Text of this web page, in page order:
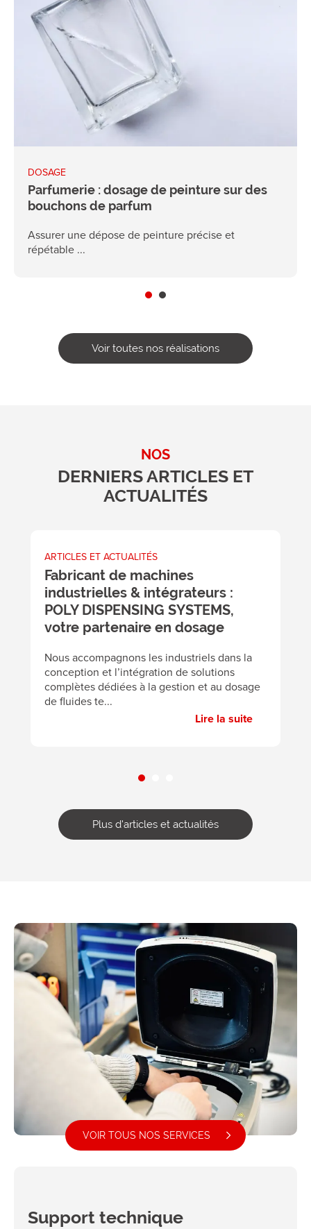
DOSAGE
Parfumerie : dosage de peinture sur des
bouchons de parfum
Assurer une dépose de peinture précise et
répétable ...
Voir toutes nos réalisations
NOS
DERNIERS ARTICLES ET
ACTUALITÉS
ARTICLES ET ACTUALITÉS
Fabricant de machines
industrielles & intégrateurs :
POLY DISPENSING SYSTEMS,
votre partenaire en dosage
Nous accompagnons les industriels dans la
conception et l’intégration de solutions
complètes dédiées à la gestion et au dosage
de fluides te...
Lire la suite
Plus d'articles et actualités
VOIR TOUS NOS SERVICES
Support technique